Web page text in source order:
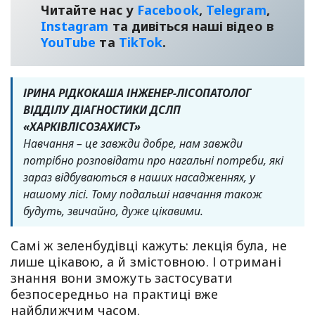
Читайте нас у Facebook, Telegram,
Instagram та дивіться наші відео в
YouТube та TikTok.
ІРИНА РІДКОКАША ІНЖЕНЕР-ЛІСОПАТОЛОГ
ВІДДІЛУ ДІАГНОСТИКИ ДСЛП
«ХАРКІВЛІСОЗАХИСТ»
Навчання – це завжди добре, нам завжди
потрібно розповідати про нагальні потреби, які
зараз відбуваються в наших насадженнях, у
нашому лісі. Тому подальші навчання також
будуть, звичайно, дуже цікавими.
Самі ж зеленбудівці кажуть: лекція була, не
лише цікавою, а й змістовною. І отримані
знання вони зможуть застосувати
безпосередньо на практиці вже
найближчим часом.